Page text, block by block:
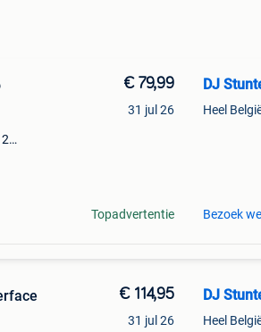
€ 79,99
31 jul 26
Topadvertentie
DJ
Heel
Bezoek
€ 114,95
31 jul 26
DJ
Heel